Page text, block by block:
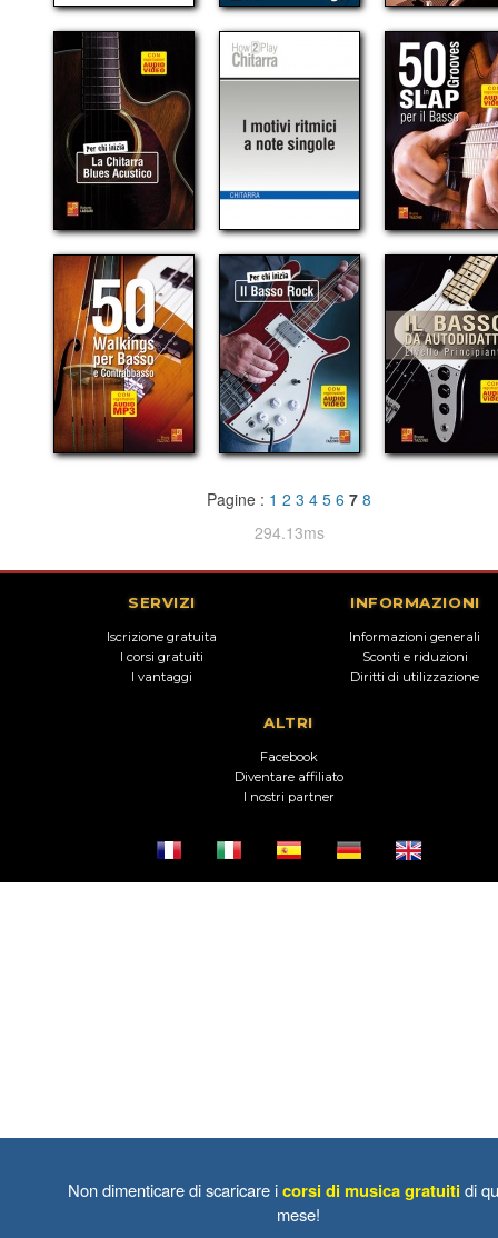
Pagine : 1 2 3 4 5 6 7 8
294.13ms
SERVIZI
Iscrizione gratuita
I corsi gratuiti
I vantaggi
INFORMAZIONI
Informazioni generali
Sconti e riduzioni
Diritti di utilizzazione
ALTRI
Facebook
Diventare affiliato
I nostri partner
Non dimenticare di scaricare icorsi di musica gratuiti di
mese!